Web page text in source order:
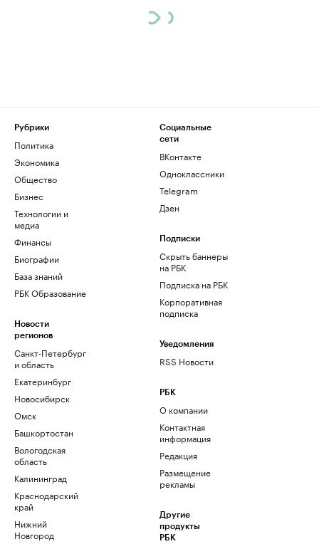
Рубрики
Политика
Экономика
Общество
Бизнес
Технологии и
медиа
Финансы
Биографии
База знаний
РБК Образование
Новости
регионов
Санкт-Петербург
и область
Екатеринбург
Новосибирск
Омск
Башкортостан
Вологодская
область
Калининград
Краснодарский
край
Нижний
Новгород
Социальные
сети
ВКонтакте
Одноклассники
Telegram
Дзен
Подписки
Скрыть баннеры
на РБК
Подписка на РБК
Корпоративная
подписка
Уведомления
RSS Новости
РБК
О компании
Контактная
информация
Редакция
Размещение
рекламы
Другие
продукты
РБК